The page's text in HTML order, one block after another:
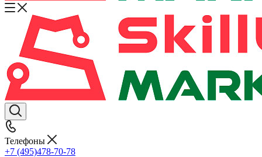
Телефоны
+7 (495)478-70-78